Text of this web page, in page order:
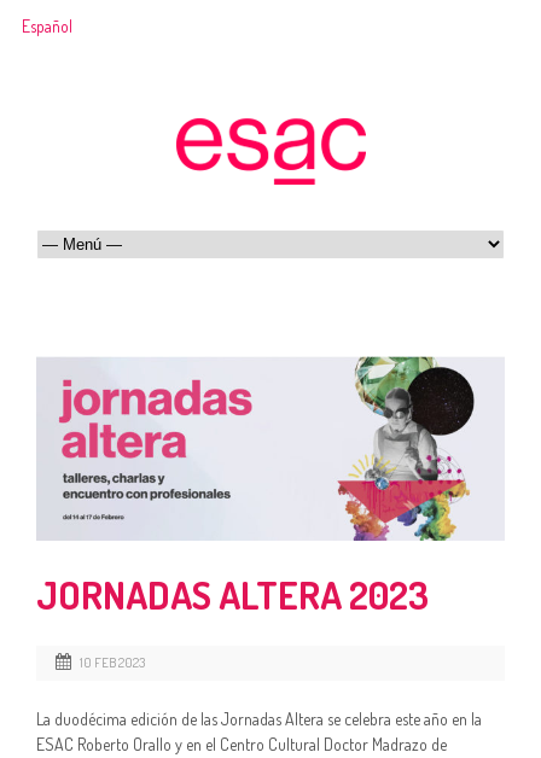
Español
JORNADAS ALTERA 2023
10 FEB 2023
La duodécima edición de las Jornadas Altera se celebra este año en la
ESAC Roberto Orallo y en el Centro Cultural Doctor Madrazo de